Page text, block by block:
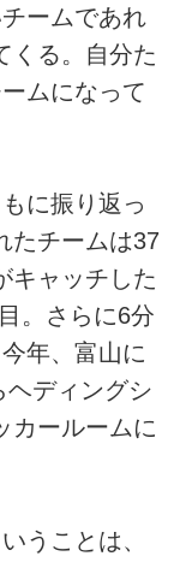
ームであれ
くる。自分た
ムになって
に振り返っ
たチームは37
キャッチした
。さらに6分
年、富山に
ヘディングシ
カールームに
うことは、